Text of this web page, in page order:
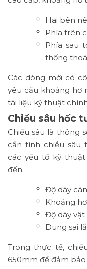
Hai bên
Phía trên
Phía sau
thống
Các dòng mới có
yêu cầu khoảng hở
tài liệu kỹ thuật
Chiều sâu hốc
Chiều sâu là thông
cần tính chiều sâu
các yếu tố kỹ
đến:
Độ dày
Khoảng
Độ dày vật
Dung sai
Trong thực tế,
650mm để đảm